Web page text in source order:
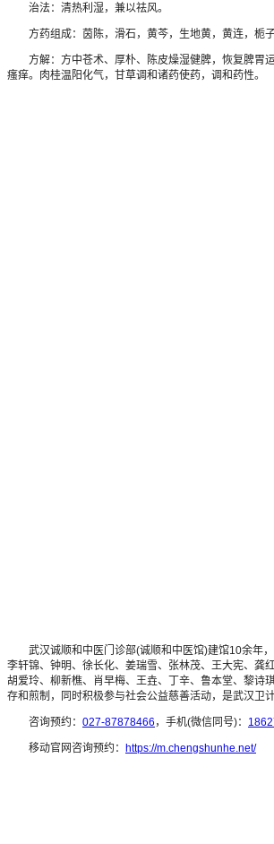
治法：清热利湿，兼以祛风。
方药组成：茵陈，滑石，黄芩，生地黄，黄连，栀子
方解：方中苍术、厚朴、陈皮燥湿健脾，恢复脾胃运
瘙痒。肉桂温阳化气，甘草调和诸药使药，调和药性。
武汉诚顺和中医门诊部(诚顺和中医馆)建馆10余年，
李轩锦、钟明、徐长化、姜瑞雪、张林茂、王大宪、龚
胡爱玲、柳新樵、肖早梅、王垚、丁辛、鲁本堂、黎诗
存和煎制，同时积极参与社会公益慈善活动，是武汉卫
咨询预约： 027-87878466 ，手机(微信同号)：
移动官网咨询预约： https://m.chengshunhe.net/